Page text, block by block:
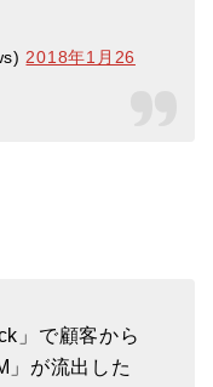
2018年1月26
」で顧客から
」が流出した